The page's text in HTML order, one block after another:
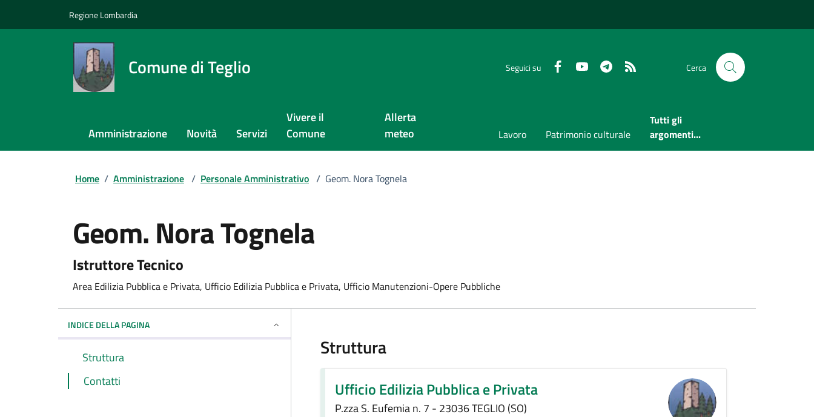
Regione Lombardia
Comune di Teglio Seguici su FaceboookYoutubeTelegram Cerca
Amministrazione Novità Servizi
Vivere il
Comune
Allerta
meteo
Lavoro Patrimonio culturale
Tutti gli
argomenti...
Home / Amministrazione / Personale Amministrativo / Geom. Nora Tognela
Geom. Nora Tognela
Istruttore Tecnico
Area Edilizia Pubblica e Privata, Ufficio Edilizia Pubblica e Privata, Ufficio Manutenzioni-Opere Pubbliche
INDICE DELLA PAGINA
Struttura
Contatti
Struttura
Ufficio Edilizia Pubblica e Privata
P.zza S. Eufemia n. 7 - 23036 TEGLIO (SO)